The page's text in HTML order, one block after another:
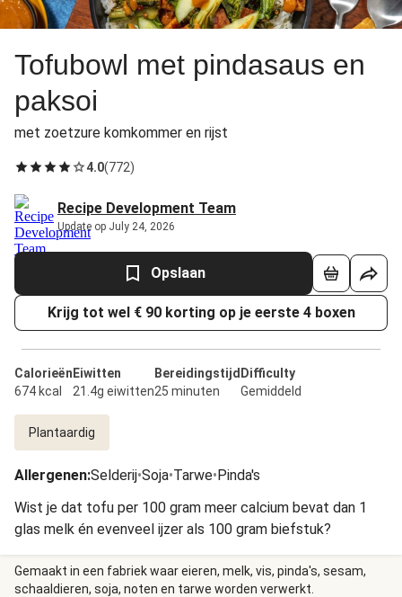
Tofubowl met pindasaus en
paksoi
met zoetzure komkommer en rijst
4.0(772)
Recipe Development Team
Update op July 24, 2026
Opslaan
Krijg tot wel € 90 korting op je eerste 4 boxen
Calorieën
674 kcal
Eiwitten
21.4g eiwitten
Bereidingstijd
25 minuten
Difficulty
Gemiddeld
Plantaardig
Allergenen:Selderij•Soja•Tarwe•Pinda's
Wist je dat tofu per 100 gram meer calcium bevat dan 1
glas melk én evenveel ijzer als 100 gram biefstuk?
Gemaakt in een fabriek waar eieren, melk, vis, pinda's, sesam,
schaaldieren, soja, noten en tarwe worden verwerkt.